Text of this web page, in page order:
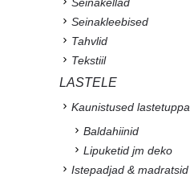
Seinakleebised
Tahvlid
Tekstiil
LASTELE
Kaunistused lastetuppa
Baldahiinid
Lipuketid jm deko
Istepadjad & madratsid